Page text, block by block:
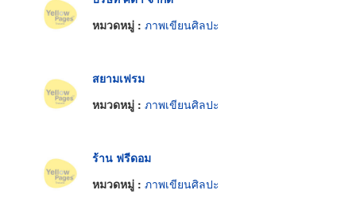
หมวดหมู่ : ภาพเขียนศิลปะ
สยามเฟรม
หมวดหมู่ : ภาพเขียนศิลปะ
ร้าน ฟรีดอม
หมวดหมู่ : ภาพเขียนศิลปะ